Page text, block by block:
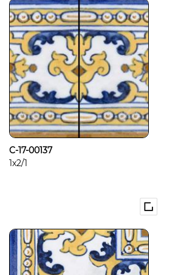
C-17-00137
1x2/1